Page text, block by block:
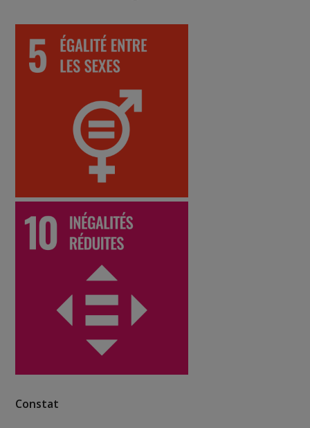
Constat